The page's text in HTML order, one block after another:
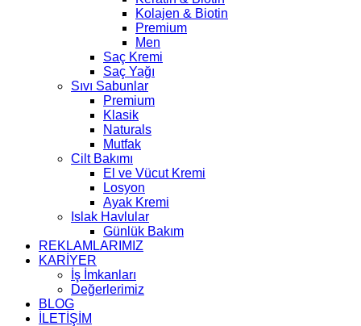
Kolajen & Biotin
Premium
Men
Saç Kremi
Saç Yağı
Sıvı Sabunlar
Premium
Klasik
Naturals
Mutfak
Cilt Bakımı
El ve Vücut Kremi
Losyon
Ayak Kremi
Islak Havlular
Günlük Bakım
REKLAMLARIMIZ
KARİYER
İş İmkanları
Değerlerimiz
BLOG
İLETİŞİM